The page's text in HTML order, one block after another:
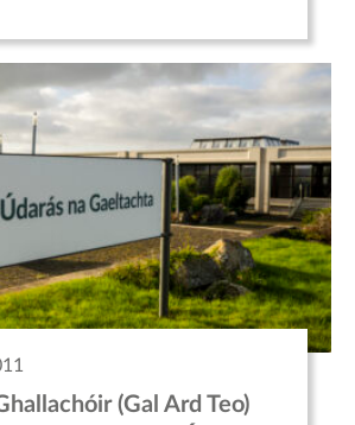
(Gal Ard Teo)